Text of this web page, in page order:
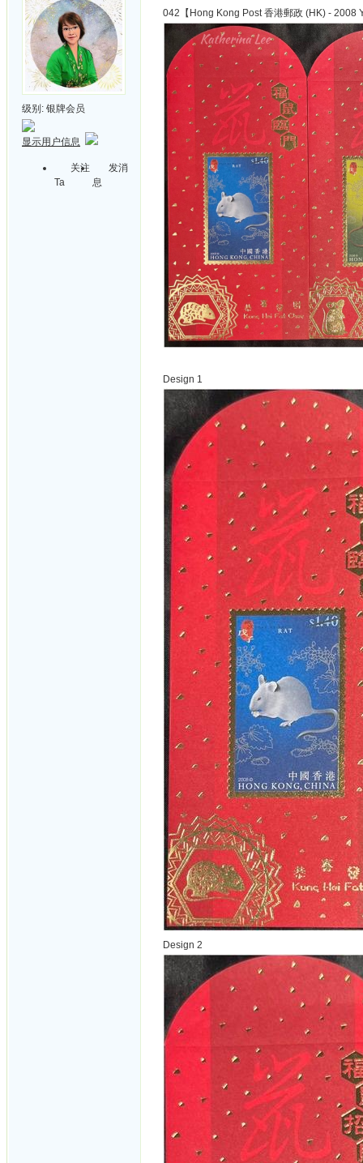
级别: 银牌会员
显示用户信息
关注
Ta
发消
息
042【Hong Kong Post 香港郵政 (HK) - 2008
Design 1
Design 2